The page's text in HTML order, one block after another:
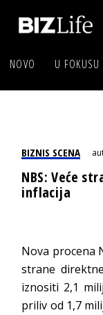
NOVO U FOKUSU
BIZNIS SCENA
NBS: Veće
inflacija
Nova procena
strane
iznositi 2,1
priliv od 1,7